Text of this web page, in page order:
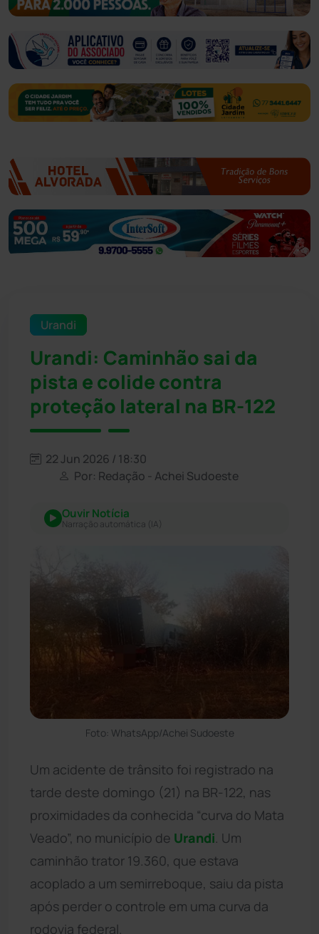
Urandi
Urandi: Caminhão sai da
pista e colide contra
proteção lateral na BR-122
22 Jun 2026 / 18:30
Por: Redação - Achei Sudoeste
Ouvir Notícia
Narração automática (IA)
Foto: WhatsApp/Achei Sudoeste
Um acidente de trânsito foi registrado na
tarde deste domingo (21) na BR-122, nas
proximidades da conhecida “curva do Mata
Veado”, no município de Urandi . Um
caminhão trator 19.360, que estava
acoplado a um semirreboque, saiu da pista
após perder o controle em uma curva da
rodovia federal.